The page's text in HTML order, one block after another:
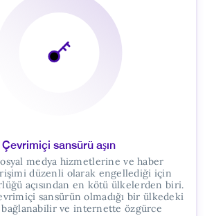
Çevrimiçi sansürü aşın
medya hizmetlerine ve haber
düzenli olarak engellediği için
açısından en kötü ülkelerden biri.
sansürün olmadığı bir ülkedeki
bağlanabilir ve internette özgürce